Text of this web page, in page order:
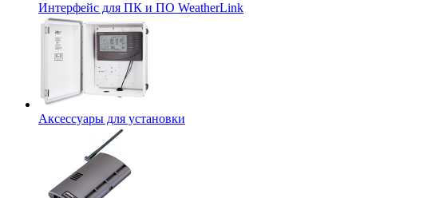
Интерфейс для ПК и ПО WeatherLink
Аксессуары для установки